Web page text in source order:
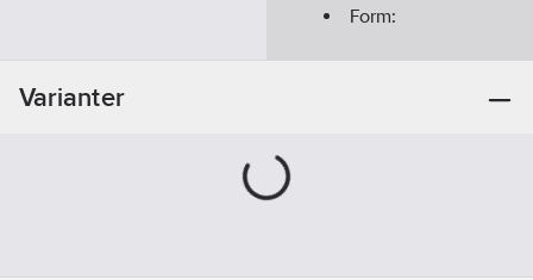
Form:
Varianter